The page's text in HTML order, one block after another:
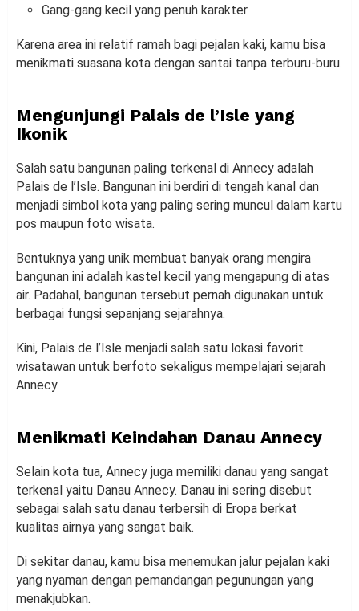
Gang-gang kecil yang penuh karakter
Karena area ini relatif ramah bagi pejalan kaki, kamu bisa
menikmati suasana kota dengan santai tanpa terburu-buru.
Mengunjungi Palais de l’Isle yang
Ikonik
Salah satu bangunan paling terkenal di Annecy adalah
Palais de l’Isle. Bangunan ini berdiri di tengah kanal dan
menjadi simbol kota yang paling sering muncul dalam kartu
pos maupun foto wisata.
Bentuknya yang unik membuat banyak orang mengira
bangunan ini adalah kastel kecil yang mengapung di atas
air. Padahal, bangunan tersebut pernah digunakan untuk
berbagai fungsi sepanjang sejarahnya.
Kini, Palais de l’Isle menjadi salah satu lokasi favorit
wisatawan untuk berfoto sekaligus mempelajari sejarah
Annecy.
Menikmati Keindahan Danau Annecy
Selain kota tua, Annecy juga memiliki danau yang sangat
terkenal yaitu Danau Annecy. Danau ini sering disebut
sebagai salah satu danau terbersih di Eropa berkat
kualitas airnya yang sangat baik.
Di sekitar danau, kamu bisa menemukan jalur pejalan kaki
yang nyaman dengan pemandangan pegunungan yang
menakjubkan.